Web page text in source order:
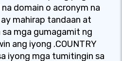
domain o acronym na
mahirap tandaan at
mga gumagamit ng
ang iyong .COUNTRY
iyong mga tumitingin sa